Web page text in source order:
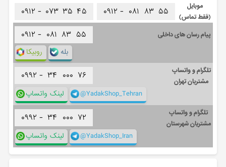
موبایل
(فقط تماس)
۰۹۱۲ - ۰۸۱ ۸۳ ۵۵ ۰۹۱۲ - ۰۷۳ ۳۵ ۴۵
پیام رسان های داخلی ۰۹۱۲ - ۰۸۱ ۸۳ ۵۵
روبیکا بله
تلگرام و واتساپ
مشتریان تهران
۰۹۹۲ - ۳۴ ۰۰۰ ۷۶
لینک واتساپ @YadakShop_Tehran
تلگرام و واتساپ
مشتریان شهرستان
۰۹۹۲ - ۳۴ ۰۰۰ ۷۲
لینک واتساپ @YadakShop_Iran